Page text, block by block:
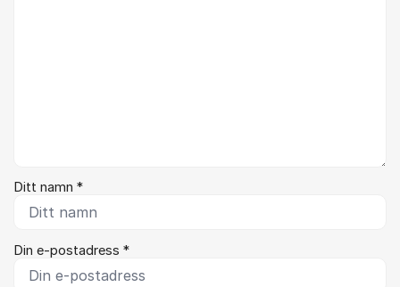
Ditt namn *
Din e-postadress *